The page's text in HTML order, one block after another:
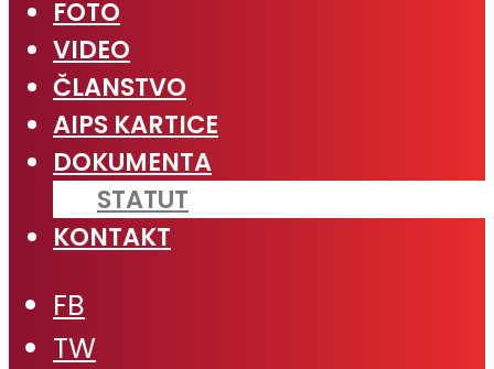
FOTO
VIDEO
ČLANSTVO
AIPS KARTICE
DOKUMENTA
STATUT
KONTAKT
FB
TW